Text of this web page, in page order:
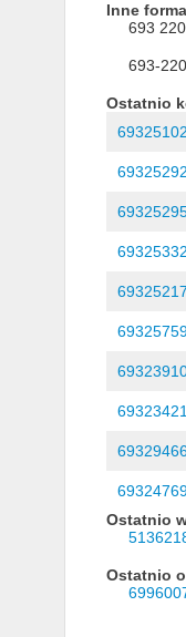
Inne
693
693-
Ostatnio
Ostatnio
Ostatnio